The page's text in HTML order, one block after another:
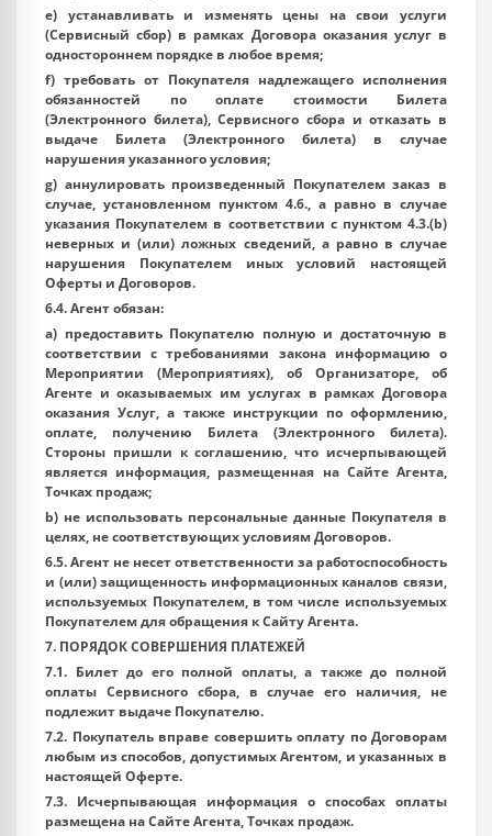
e) устанавливать и изменять цены на свои услуги
(Сервисный сбор) в рамках Договора оказания услуг в
одностороннем порядке в любое время;
f) требовать от Покупателя надлежащего исполнения
обязанностей по оплате стоимости Билета
(Электронного билета), Сервисного сбора и отказать в
выдаче Билета (Электронного билета) в случае
нарушения указанного условия;
g) аннулировать произведенный Покупателем заказ в
случае, установленном пунктом 4.6., а равно в случае
указания Покупателем в соответствии с пунктом 4.3.(b)
неверных и (или) ложных сведений, а равно в случае
нарушения Покупателем иных условий настоящей
Оферты и Договоров.
6.4. Агент обязан:
a) предоставить Покупателю полную и достаточную в
соответствии с требованиями закона информацию о
Мероприятии (Мероприятиях), об Организаторе, об
Агенте и оказываемых им услугах в рамках Договора
оказания Услуг, а также инструкции по оформлению,
оплате, получению Билета (Электронного билета).
Стороны пришли к соглашению, что исчерпывающей
является информация, размещенная на Сайте Агента,
Точках продаж;
b) не использовать персональные данные Покупателя в
целях, не соответствующих условиям Договоров.
6.5. Агент не несет ответственности за работоспособность
и (или) защищенность информационных каналов связи,
используемых Покупателем, в том числе используемых
Покупателем для обращения к Сайту Агента.
7. ПОРЯДОК СОВЕРШЕНИЯ ПЛАТЕЖЕЙ
7.1. Билет до его полной оплаты, а также до полной
оплаты Сервисного сбора, в случае его наличия, не
подлежит выдаче Покупателю.
7.2. Покупатель вправе совершить оплату по Договорам
любым из способов, допустимых Агентом, и указанных в
настоящей Оферте.
7.3. Исчерпывающая информация о способах оплаты
размещена на Сайте Агента, Точках продаж.